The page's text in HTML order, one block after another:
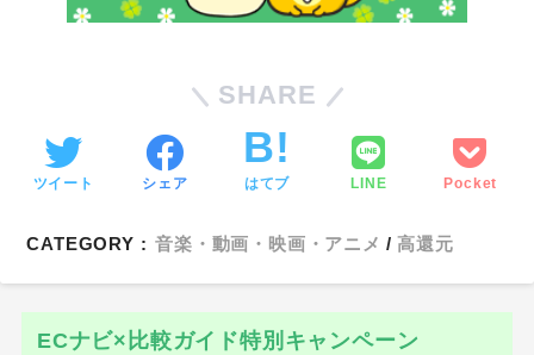
SHARE
ツイート シェア はてブ LINE Pocket
CATEGORY : 音楽・動画・映画・アニメ 高還元
ECナビ×比較ガイド特別キャンペーン